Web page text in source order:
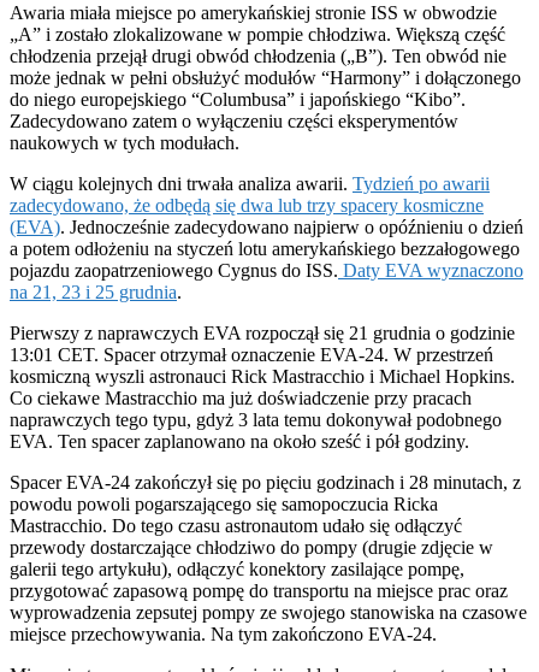
Awaria miała miejsce po amerykańskiej stronie ISS w obwodzie
„A” i zostało zlokalizowane w pompie chłodziwa. Większą część
chłodzenia przejął drugi obwód chłodzenia („B”). Ten obwód nie
może jednak w pełni obsłużyć modułów “Harmony” i dołączonego
do niego europejskiego “Columbusa” i japońskiego “Kibo”.
Zadecydowano zatem o wyłączeniu części eksperymentów
naukowych w tych modułach.
W ciągu kolejnych dni trwała analiza awarii. Tydzień po awarii
zadecydowano, że odbędą się dwa lub trzy spacery kosmiczne
(EVA). Jednocześnie zadecydowano najpierw o opóźnieniu o dzień
a potem odłożeniu na styczeń lotu amerykańskiego bezzałogowego
pojazdu zaopatrzeniowego Cygnus do ISS. Daty EVA wyznaczono
na 21, 23 i 25 grudnia.
Pierwszy z naprawczych EVA rozpoczął się 21 grudnia o godzinie
13:01 CET. Spacer otrzymał oznaczenie EVA-24. W przestrzeń
kosmiczną wyszli astronauci Rick Mastracchio i Michael Hopkins.
Co ciekawe Mastracchio ma już doświadczenie przy pracach
naprawczych tego typu, gdyż 3 lata temu dokonywał podobnego
EVA. Ten spacer zaplanowano na około sześć i pół godziny.
Spacer EVA-24 zakończył się po pięciu godzinach i 28 minutach, z
powodu powoli pogarszającego się samopoczucia Ricka
Mastracchio. Do tego czasu astronautom udało się odłączyć
przewody dostarczające chłodziwo do pompy (drugie zdjęcie w
galerii tego artykułu), odłączyć konektory zasilające pompę,
przygotować zapasową pompę do transportu na miejsce prac oraz
wyprowadzenia zepsutej pompy ze swojego stanowiska na czasowe
miejsce przechowywania. Na tym zakończono EVA-24.